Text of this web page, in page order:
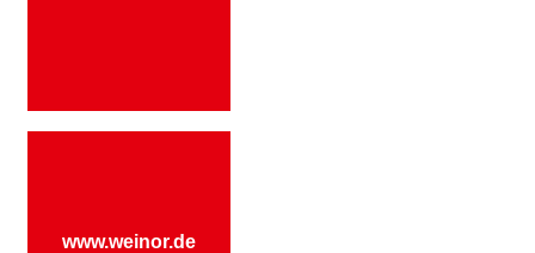
www.weinor.de